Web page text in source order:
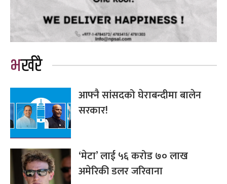
भर्खरै
आफ्नै सांसदको घेराबन्दीमा बालेन
सरकार!
‘मेटा’ लाई ५६ करोड ७० लाख
अमेरिकी डलर जरिवाना